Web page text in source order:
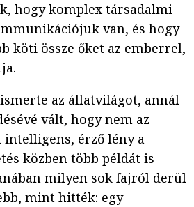
hogy komplex társadalmi
van, és hogy
köti össze őket az emberrel,
az állatvilágot, annál
vált, hogy nem az
intelligens, érző lény a
közben több példát is
milyen sok fajról derül
mint hitték: egy